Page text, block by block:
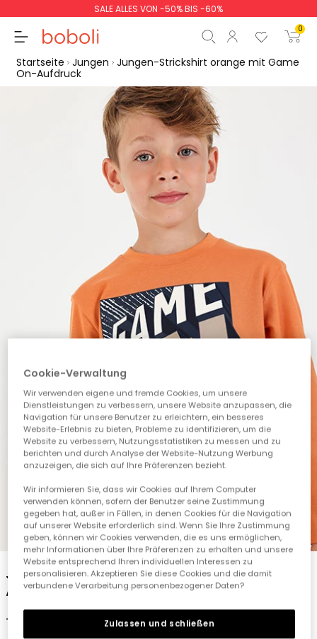
SALE ALLES VON -50% BIS -60%
0
Gesamtbetrag
Start der Bestellung
Startseite Jungen Jungen-Strickshirt orange mit Game
On-Aufdruck
1 2 3 4 5
Jungen-Strickshirt orange mit Game On-
Aufdruck
19,95 €
Cookie-Verwaltung
Wir verwenden eigene und fremde Cookies, um unsere
Dienstleistungen zu verbessern, unsere Website anzupassen, die
Navigation für unsere Benutzer zu erleichtern, ein besseres
Website-Erlebnis zu bieten, Probleme zu identifizieren, um die
Website zu verbessern, Nutzungsstatistiken zu messen und zu
berichten und durch Analyse der Website-Nutzung Werbung
anzuzeigen, die sich auf Ihre Präferenzen bezieht.
Wir informieren Sie, dass wir Cookies auf Ihrem Computer
verwenden können, sofern der Benutzer seine Zustimmung
gegeben hat, außer in Fällen, in denen Cookies für die Navigation
auf unserer Website erforderlich sind. Wenn Sie Ihre Zustimmung
geben, können wir Cookies verwenden, die es uns ermöglichen,
mehr Informationen über Ihre Präferenzen zu erhalten und unsere
Website entsprechend Ihren individuellen Interessen zu
personalisieren. Akzeptieren Sie diese Cookies und die damit
verbundene Verarbeitung personenbezogener Daten?
Zulassen und schließen